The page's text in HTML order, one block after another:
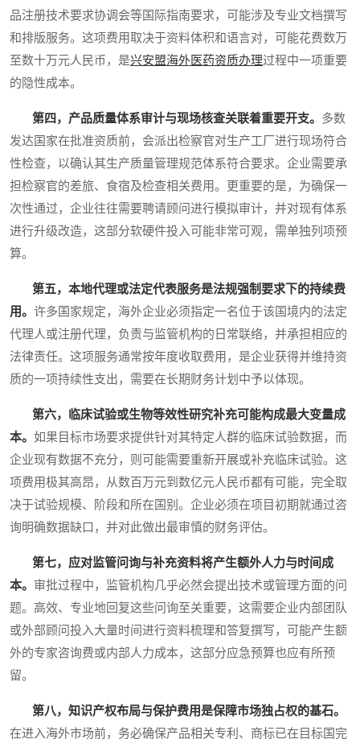
品注册技术要求协调会等国际指南要求，可能涉及专业文档撰写
和排版服务。这项费用取决于资料体积和语言对，可能花费数万
至数十万元人民币，是兴安盟海外医药资质办理过程中一项重要
的隐性成本。
第四，产品质量体系审计与现场核查关联着重要开支。 多数
发达国家在批准资质前，会派出检察官对生产工厂进行现场符合
性检查，以确认其生产质量管理规范体系符合要求。企业需要承
担检察官的差旅、食宿及检查相关费用。更重要的是，为确保一
次性通过，企业往往需要聘请顾问进行模拟审计，并对现有体系
进行升级改造，这部分软硬件投入可能非常可观，需单独列项预
算。
第五，本地代理或法定代表服务是法规强制要求下的持续费
用。 许多国家规定，海外企业必须指定一名位于该国境内的法定
代理人或注册代理，负责与监管机构的日常联络，并承担相应的
法律责任。这项服务通常按年度收取费用，是企业获得并维持资
质的一项持续性支出，需要在长期财务计划中予以体现。
第六，临床试验或生物等效性研究补充可能构成最大变量成
本。 如果目标市场要求提供针对其特定人群的临床试验数据，而
企业现有数据不充分，则可能需要重新开展或补充临床试验。这
项费用极其高昂，从数百万元到数亿元人民币都有可能，完全取
决于试验规模、阶段和所在国别。企业必须在项目初期就通过咨
询明确数据缺口，并对此做出最审慎的财务评估。
第七，应对监管问询与补充资料将产生额外人力与时间成
本。 审批过程中，监管机构几乎必然会提出技术或管理方面的问
题。高效、专业地回复这些问询至关重要，这需要企业内部团队
或外部顾问投入大量时间进行资料梳理和答复撰写，可能产生额
外的专家咨询费或内部人力成本，这部分应急预算也应有所预
留。
第八，知识产权布局与保护费用是保障市场独占权的基石。
在进入海外市场前，务必确保产品相关专利、商标已在目标国完